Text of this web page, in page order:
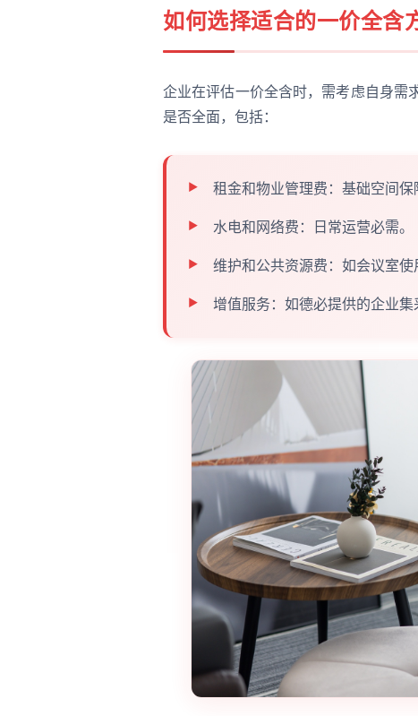
如何选择适合的一价全含
企业在评估一价全含时，需考虑自身需
是否全面，包括：
租金和物业管理费：基础空间保
水电和网络费：日常运营必需。
维护和公共资源费：如会议室使
增值服务：如德必提供的企业集